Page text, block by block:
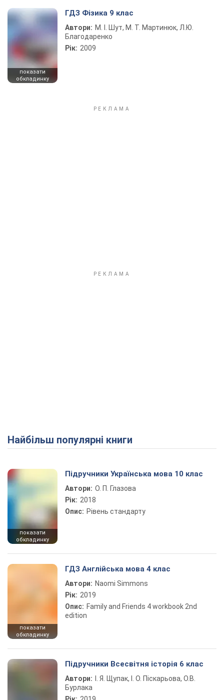
показати
обкладинку
ГДЗ Фізика 9 клас
Автори: М. І. Шут, М. Т. Мартинюк, Л.Ю.
Благодаренко
Рік: 2009
Найбільш популярні книги
показати
обкладинку
Підручники Українська мова 10 клас
Автори: О. П. Глазова
Рік: 2018
Опис: Рівень стандарту
показати
обкладинку
ГДЗ Англійська мова 4 клас
Автори: Naomi Simmons
Рік: 2019
Опис: Family and Friends 4 workbook 2nd
edition
Підручники Всесвітня історія 6 клас
Автори:
І. Я. Щупак, І. О. Піскарьова, О.В.
Бурлака